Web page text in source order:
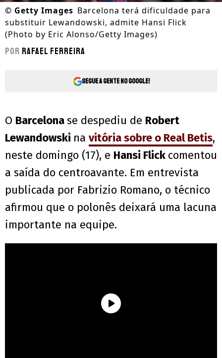
© Getty Images Barcelona terá dificuldade para
substituir Lewandowski, admite Hansi Flick
(Photo by Eric Alonso/Getty Images)
Por Rafael Ferreira
Segue a gente no Google!
O Barcelonase despediu de Robert
Lewandowski na vitória sobre o Real Betis,
neste domingo (17), e Hansi Flick comentou
a saída do centroavante. Em entrevista
publicada por Fabrizio Romano, o técnico
afirmou que o polonês deixará uma lacuna
importante na equipe.